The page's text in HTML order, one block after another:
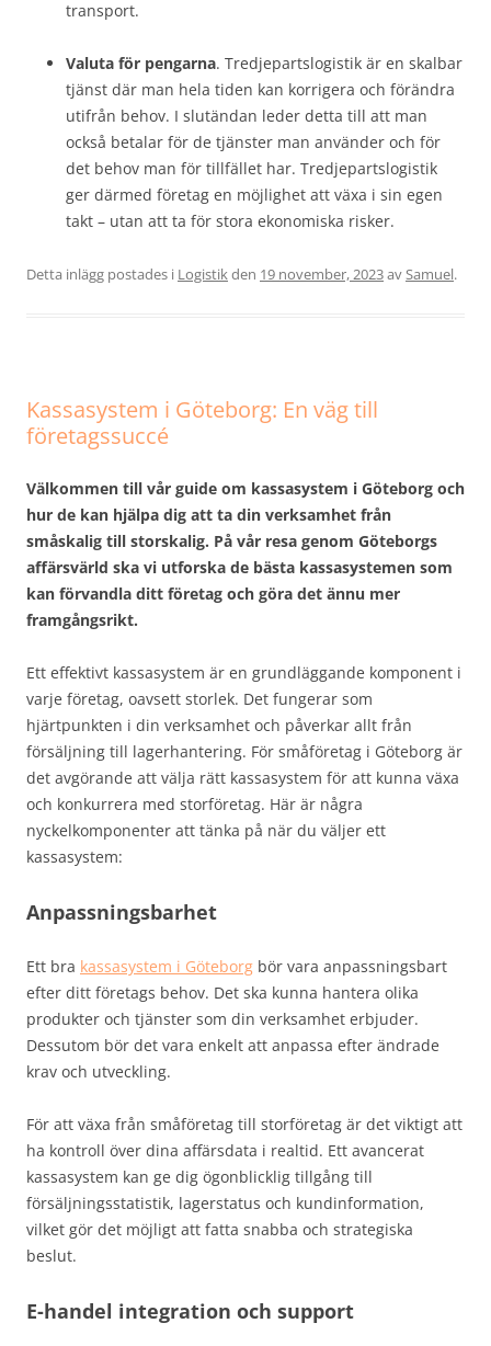
transport.
Valuta för pengarna. Tredjepartslogistik är en skalbar
tjänst där man hela tiden kan korrigera och förändra
utifrån behov. I slutändan leder detta till att man
också betalar för de tjänster man använder och för
det behov man för tillfället har. Tredjepartslogistik
ger därmed företag en möjlighet att växa i sin egen
takt – utan att ta för stora ekonomiska risker.
Detta inlägg postades i Logistikden 19 november, 2023avSamuel.
Kassasystem i Göteborg: En väg till
företagssuccé
Välkommen till vår guide om kassasystem i Göteborg och
hur de kan hjälpa dig att ta din verksamhet från
småskalig till storskalig. På vår resa genom Göteborgs
affärsvärld ska vi utforska de bästa kassasystemen som
kan förvandla ditt företag och göra det ännu mer
framgångsrikt.
Ett effektivt kassasystem är en grundläggande komponent i
varje företag, oavsett storlek. Det fungerar som
hjärtpunkten i din verksamhet och påverkar allt från
försäljning till lagerhantering. För småföretag i Göteborg är
det avgörande att välja rätt kassasystem för att kunna växa
och konkurrera med storföretag. Här är några
nyckelkomponenter att tänka på när du väljer ett
kassasystem:
Anpassningsbarhet
Ett bra kassasystem i Göteborg bör vara anpassningsbart
efter ditt företags behov. Det ska kunna hantera olika
produkter och tjänster som din verksamhet erbjuder.
Dessutom bör det vara enkelt att anpassa efter ändrade
krav och utveckling.
För att växa från småföretag till storföretag är det viktigt att
ha kontroll över dina affärsdata i realtid. Ett avancerat
kassasystem kan ge dig ögonblicklig tillgång till
försäljningsstatistik, lagerstatus och kundinformation,
vilket gör det möjligt att fatta snabba och strategiska
beslut.
E-handel integration och support